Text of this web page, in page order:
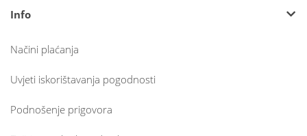
Info
Načini plaćanja
Uvjeti iskorištavanja pogodnosti
Podnošenje prigovora